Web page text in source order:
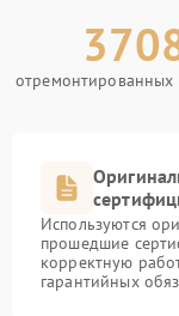
отремонтированных
Используются
прошедшие
корректную
гарантийных